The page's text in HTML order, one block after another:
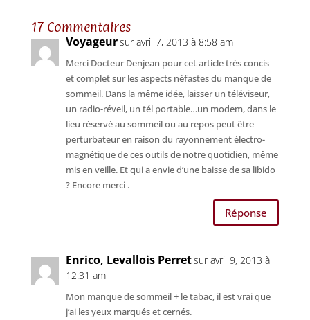
17 Commentaires
Voyageursur avril 7, 2013 à 8:58 am
Merci Docteur Denjean pour cet article très concis
et complet sur les aspects néfastes du manque de
sommeil. Dans la même idée, laisser un téléviseur,
un radio-réveil, un tél portable…un modem, dans le
lieu réservé au sommeil ou au repos peut être
perturbateur en raison du rayonnement électro-
magnétique de ces outils de notre quotidien, même
mis en veille. Et qui a envie d’une baisse de sa libido
? Encore merci .
Réponse
Enrico, Levallois Perretsur avril 9, 2013 à
12:31 am
Mon manque de sommeil + le tabac, il est vrai que
j’ai les yeux marqués et cernés.